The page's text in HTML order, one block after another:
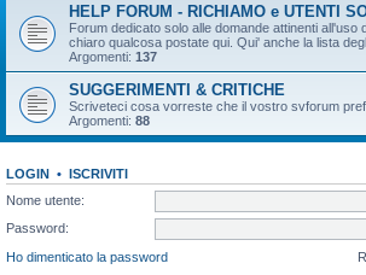
HELP FORUM - RICHIAMO e UTENTI
Forum dedicato solo alle domande attinenti all'uso
chiaro qualcosa postate qui. Qui' anche la lista
Argomenti: 137
SUGGERIMENTI & CRITICHE
Scriveteci cosa vorreste che il vostro svforum
Argomenti: 88
LOGIN • ISCRIVITI
Nome utente:
Password:
Ho dimenticato la password